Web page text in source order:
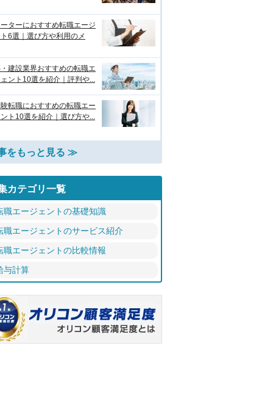
ターにおすすめ転職エージ
ト6選｜選び方や利用のメ
建設業界おすすめの転職エ
ント10選を紹介｜評判や...
転職におすすめの転職エー
ト10選を紹介｜選び方や...
をもっと見る ≫
カテゴリ一覧
職エージェントの基礎知識
職エージェントのサービス紹介
職エージェントの比較情報
与計算